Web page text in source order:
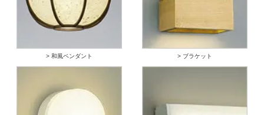
> 和風ペンダント > ブラケット